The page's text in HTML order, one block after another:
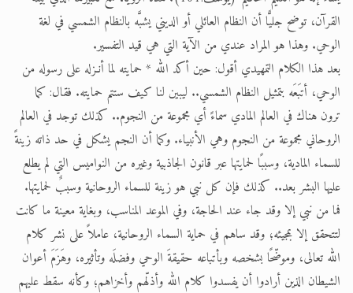
القرآن، توضح جليًّا أن النظام العائلي أو الديني يشبَّه بالنظام الشمسي في لغة
الوحي. وهذا هو المراد عندي من الآية التي هي قيد التفسير.
بعد هذا الكلام التمهيدي أقول: حين أكد الله * حمايته لما أنـزله على رسوله من
الوحي، أتبَعَه بتمثيل النظام الشمسي.. ليبين لنا كيف ستتم حمايته. فقال: كما
ترون هناك في العالم المادي سماءً أي مجموعة من النجوم.. كذلك توجد في العالم
الروحاني مجموعة من النجوم وهي الأنبياء. وكما أن النجم يشكل في حد ذاته زينةً
للسماء المادية، وسببًا لحمايتها عبر قانون الجاذبية وغيره من النواميس التي لم يطلع
عليها البشر بعد.. كذلك فإن كل نبي هو زينة للسماء الروحانية وسببٌ لحمايتها.
فما من نبي إلا وقد جاء عند الحاجة، وفي الموعد المناسب، وبغاية معينة ما كانت
لتتحقق إلا بمجيئه؛ وقد ساهم في حماية السماء الروحانية، عاملاً على نشر كلام
الله تعالى، وموضّحًا بشخصه وبأتباعه حقيقةَ الوحي وفضلَه وتأثيره، وهَزَمَ أعوان
الشيطان الذين أرادوا أن يفسدوا كلام الله وأذلّهم وأخزاهم؛ وكأنه سقط عليهم